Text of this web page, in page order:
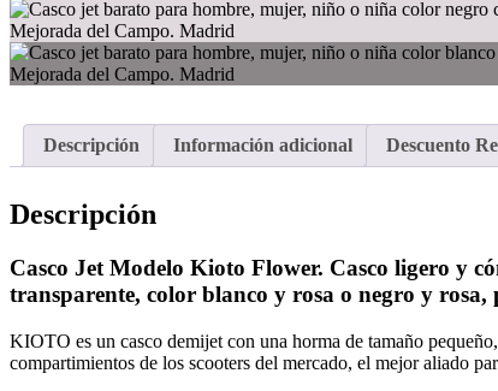
Descripción Información adicional Descuento
Descripción
Casco Jet Modelo Kioto Flower. Casco ligero y
transparente, color blanco y rosa o negro y
KIOTO es un casco demijet con una horma de tamaño
compartimientos de los scooters del mercado, el mejor aliado